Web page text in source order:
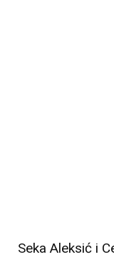
Seka Aleksić i